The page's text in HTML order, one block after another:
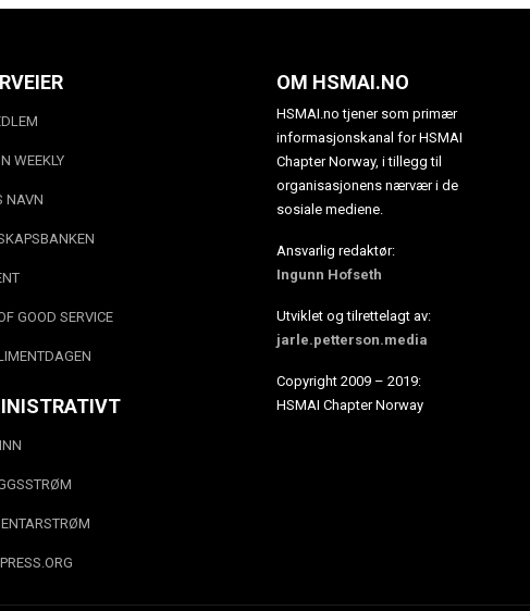
WEEKLY
NAVN
GOOD SERVICE
OM HSMAI.NO
HSMAI.no tjener som primær
informasjonskanal for HSMAI
Chapter Norway, i tillegg til
organisasjonens nærvær i de
sosiale mediene.
Ansvarlig redaktør:
Ingunn Hofseth
Utviklet og tilrettelagt av:
jarle.petterson.media
Copyright 2009 – 2019:
HSMAI Chapter Norway